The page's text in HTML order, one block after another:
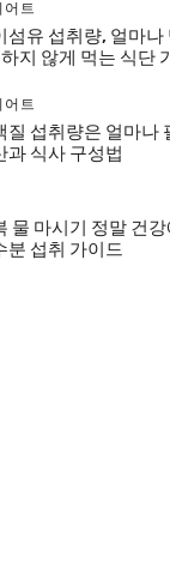
어트
섬유 섭취량, 얼마나
지 않게 먹는 식단
어트
질 섭취량은 얼마나
과 식사 구성법
물 마시기 정말 건
분 섭취 가이드